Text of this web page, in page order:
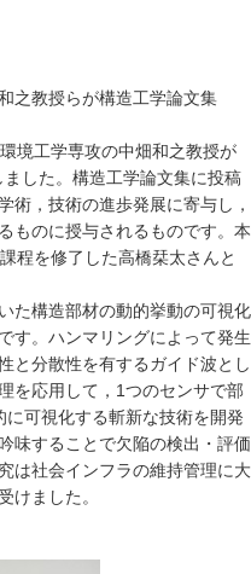
之教授らが構造工学論文集
境工学専攻の中畑和之教授が
した。構造工学論文集に投稿
術，技術の進歩発展に寄与し，
ものに授与されるものです。本
程を修了した高橋栞太さんと
た構造部材の動的挙動の可視化
す。ハンマリングによって発生
と分散性を有するガイド波とし
を応用して，1つのセンサで部
可視化する斬新な技術を開発
味することで欠陥の検出・評価
は社会インフラの維持管理に大
けました。